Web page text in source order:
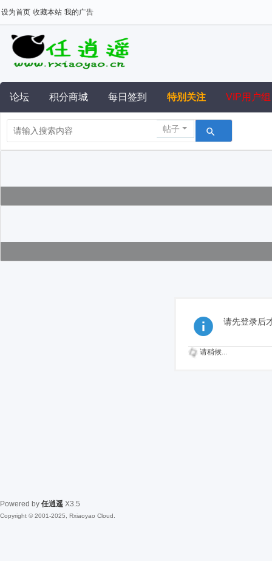
设为首页 收藏本站 我的广告
论坛 积分商城 每日签到 特别关注 VIP用户组
帖子
请先登录后
请稍候...
Powered by 任逍遥 X3.5
Copyright © 2001-2025, Rxiaoyao Cloud.